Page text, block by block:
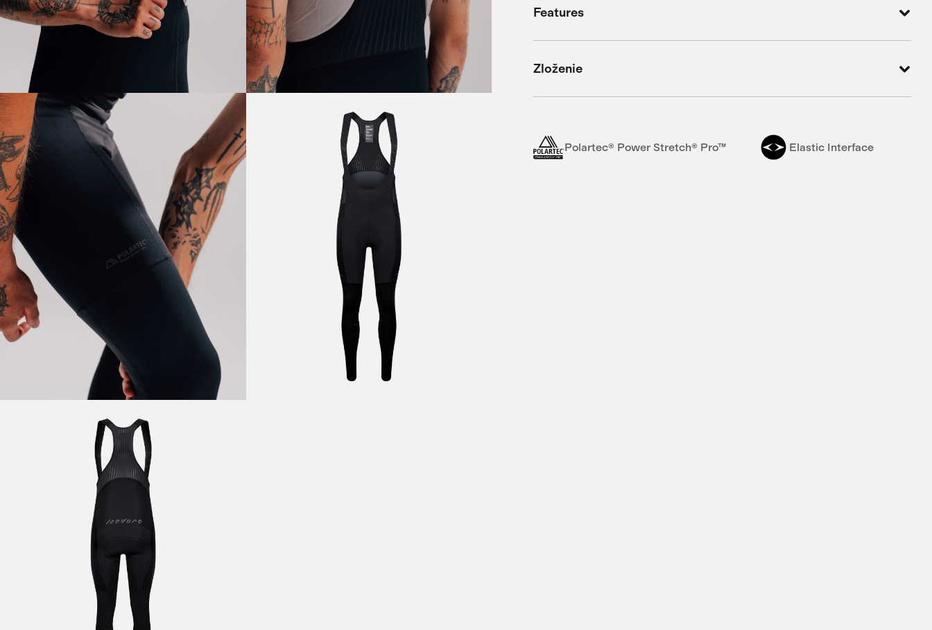
Features
Zloženie
Polartec® Power Stretch® Pro™ Elastic Interface